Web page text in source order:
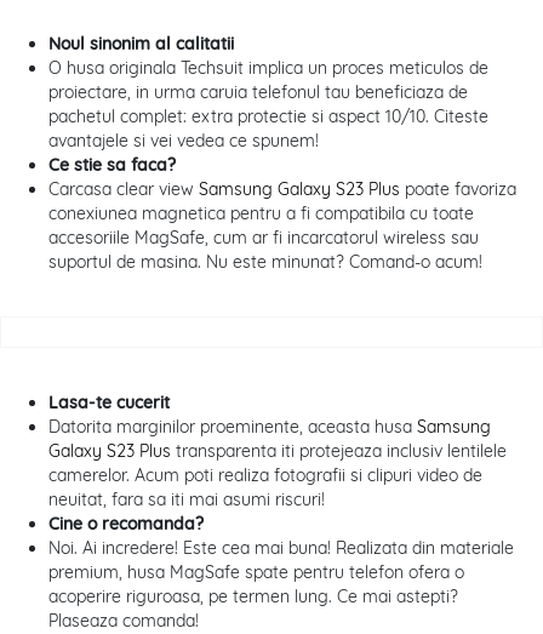
Noul sinonim al calitatii
O husa originala Techsuit implica un proces meticulos de
proiectare, in urma caruia telefonul tau beneficiaza de
pachetul complet: extra protectie si aspect 10/10. Citeste
avantajele si vei vedea ce spunem!
Ce stie sa faca?
Carcasa clear view Samsung Galaxy S23 Plus poate favoriza
conexiunea magnetica pentru a fi compatibila cu toate
accesoriile MagSafe, cum ar fi incarcatorul wireless sau
suportul de masina. Nu este minunat? Comand-o acum!
Lasa-te cucerit
Datorita marginilor proeminente, aceasta husa Samsung
Galaxy S23 Plus transparenta iti protejeaza inclusiv lentilele
camerelor. Acum poti realiza fotografii si clipuri video de
neuitat, fara sa iti mai asumi riscuri!
Cine o recomanda?
Noi. Ai incredere! Este cea mai buna! Realizata din materiale
premium, husa MagSafe spate pentru telefon ofera o
acoperire riguroasa, pe termen lung. Ce mai astepti?
Plaseaza comanda!